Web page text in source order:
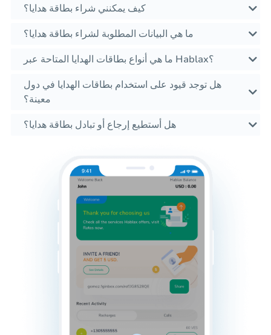
كيف يمكنني شراء بطاقة هدايا؟
ما هي البيانات المطلوبة لشراء بطاقة هدايا؟
ما هي أنواع بطاقات الهدايا المتاحة عبر Hablax؟
هل توجد قيود على استخدام بطاقات الهدايا في دول
معينة؟
هل أستطيع إرجاع أو تبادل بطاقة هدايا؟